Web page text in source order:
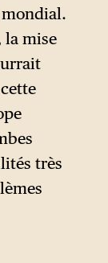
la mise
très